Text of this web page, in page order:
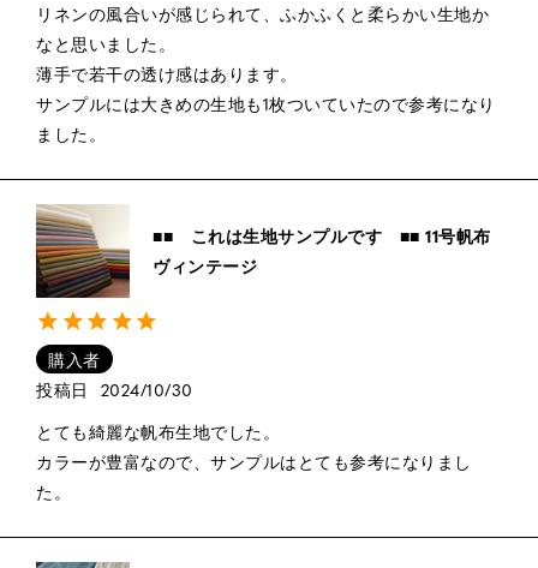
リネンの風合いが感じられて、ふかふくと柔らかい生地か
なと思いました。
薄手で若干の透け感はあります。
サンプルには大きめの生地も1枚ついていたので参考になり
ました。
■■ これは生地サンプルです ■■ 11号帆布
ヴィンテージ
購入者
投稿日
2024/10/30
とても綺麗な帆布生地でした。
カラーが豊富なので、サンプルはとても参考になりまし
た。